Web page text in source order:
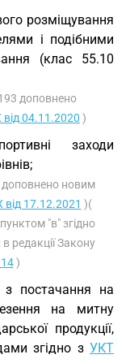
розміщування
і подібними
(клас 55.10
доповнено
04.11.2020 )
заходи
доповнено новим
17.12.2021 )(
"в" згідно
в редакції Закону
)
з постачання на
на митну
продукції,
згідно з УКТ